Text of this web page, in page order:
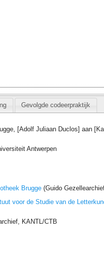
Gevolgde codeerpraktijk
[Adolf Juliaan Duclos] aan
Antwerpen
Brugge (Guido
voor de Studie van de
KANTL/CTB